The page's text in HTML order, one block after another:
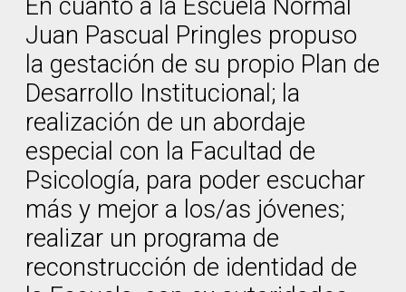
En cuanto a la Escuela Normal
Juan Pascual Pringles propuso
la gestación de su propio Plan de
Desarrollo Institucional; la
realización de un abordaje
especial con la Facultad de
Psicología, para poder escuchar
más y mejor a los/as jóvenes;
realizar un programa de
reconstrucción de identidad de